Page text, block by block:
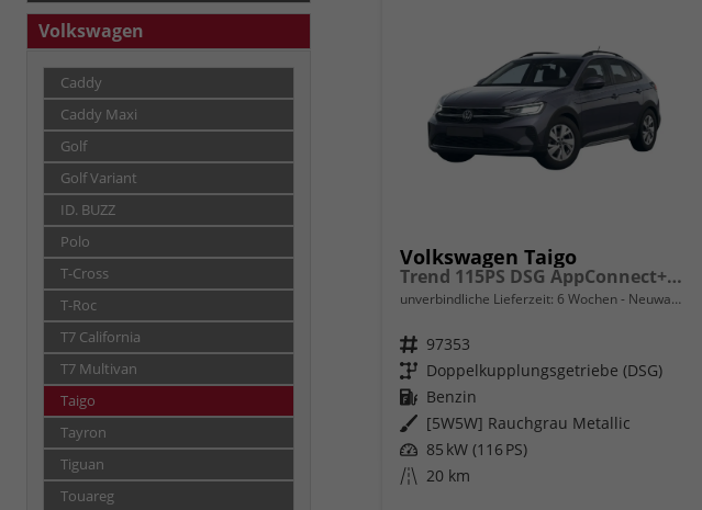
Volkswagen Taigo
Trend 115PS DSG AppConnect+Sitzheizung+PDC+Alu16+LED+DAB+FrontAssist
unverbindliche Lieferzeit: 6 Wochen Neuwagen
Fahrzeugnr. 97353
Getriebe Doppelkupplungsgetriebe (DSG)
Kraftstoff Benzin
Außenfarbe [5W5W] Rauchgrau Metallic
Leistung 85 kW (116 PS)
Kilometerstand 20 km
Volkswagen
Caddy
Caddy Maxi
Golf
Golf Variant
ID. BUZZ
Polo
T-Cross
T-Roc
T7 California
T7 Multivan
Taigo
Tayron
Tiguan
Touareg